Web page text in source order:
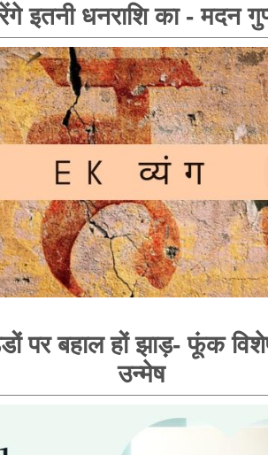
इतनी धनराशि का - मदन
पर बहाल हों झाड़- फूंक
उन्मेष